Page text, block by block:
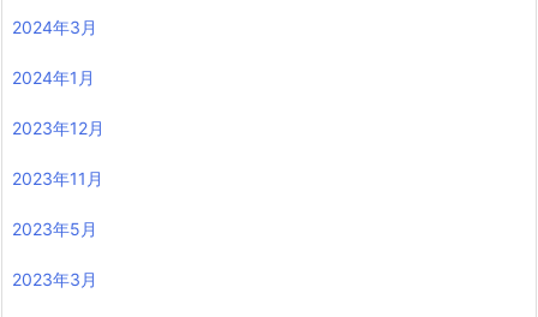
2024年3月
2024年1月
2023年12月
2023年11月
2023年5月
2023年3月